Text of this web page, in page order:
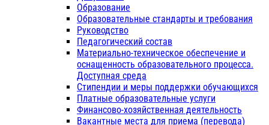
Образование
Образовательные стандарты и требования
Руководство
Педагогический состав
Материально-техническое обеспечение и
оснащенность образовательного процесса.
Доступная среда
Стипендии и меры поддержки обучающихся
Платные образовательные услуги
Финансово-хозяйственная деятельность
Вакантные места для приема (перевода)